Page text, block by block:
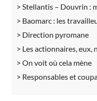
Stellantis – Douvrin :
Baomarc : les
Direction pyromane
Les actionnaires, eux,
On voit où cela mène
Responsables et